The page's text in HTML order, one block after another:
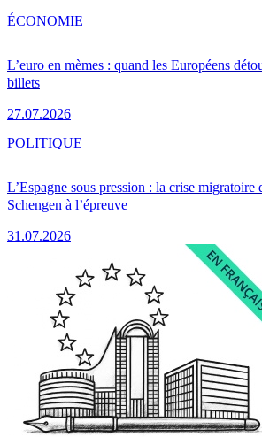
L’euro en mèmes : quand les Européens
billets
27.07.2026
ÉCONOMIE
L’Espagne sous pression : la crise migratoire
Schengen à l’épreuve
31.07.2026
POLITIQUE